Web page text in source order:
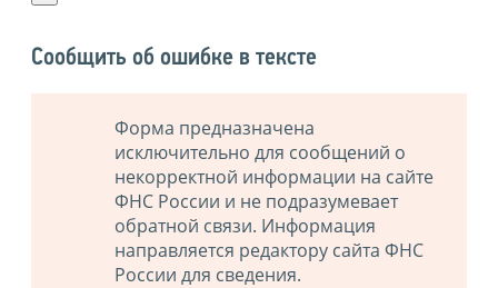
Сообщить об ошибке в тексте
Форма предназначена
исключительно для сообщений о
некорректной информации на сайте
ФНС России и не подразумевает
обратной связи. Информация
направляется редактору сайта ФНС
России для сведения.